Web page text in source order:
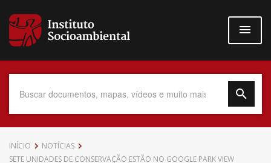
para
conteúdo
Data do Documento
INÍCIO
NOTÍCIAS
SETE UNIDADES DE CONSERVAÇÃO ESTÃO NO GOOGLE PARK VIEW